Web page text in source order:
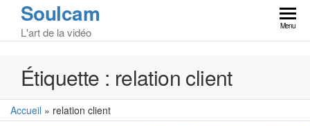
Soulcam
L'art de la vidéo Menu
Étiquette : relation client
Accueil » relation client